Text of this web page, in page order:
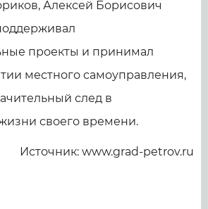
Алексей Борисович
проекты и принимал
местного самоуправления,
след в
своего времени.
Источник: www.grad-petrov.ru